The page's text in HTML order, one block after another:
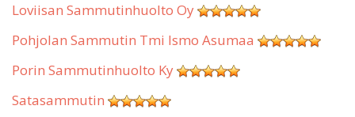
Loviisan Sammutinhuolto Oy
Pohjolan Sammutin Tmi Ismo Asumaa
Porin Sammutinhuolto Ky
Satasammutin